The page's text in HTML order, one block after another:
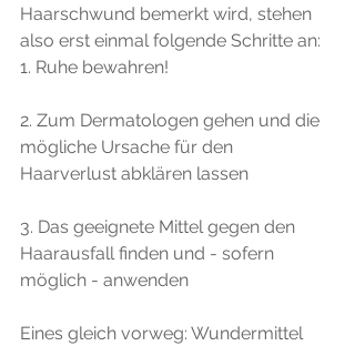
Haarschwund bemerkt wird, stehen
also erst einmal folgende Schritte an:
1. Ruhe bewahren!
2. Zum Dermatologen gehen und die
mögliche Ursache für den
Haarverlust abklären lassen
3. Das geeignete Mittel gegen den
Haarausfall finden und - sofern
möglich - anwenden
Eines gleich vorweg: Wundermittel